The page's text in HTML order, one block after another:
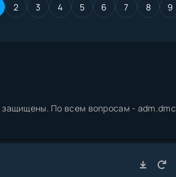
2 3 4 5 6 7 8 9
По всем вопросам -